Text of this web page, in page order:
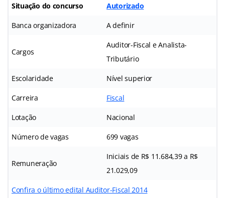
Situação do concurso Autorizado
Banca organizadora A definir
Cargos
Auditor-Fiscal e Analista-
Tributário
Escolaridade Nível superior
Carreira Fiscal
Lotação Nacional
Número de vagas 699 vagas
Remuneração
Iniciais de R$ 11.684,39 a R$
21.029,09
Confira o último edital Auditor-Fiscal 2014